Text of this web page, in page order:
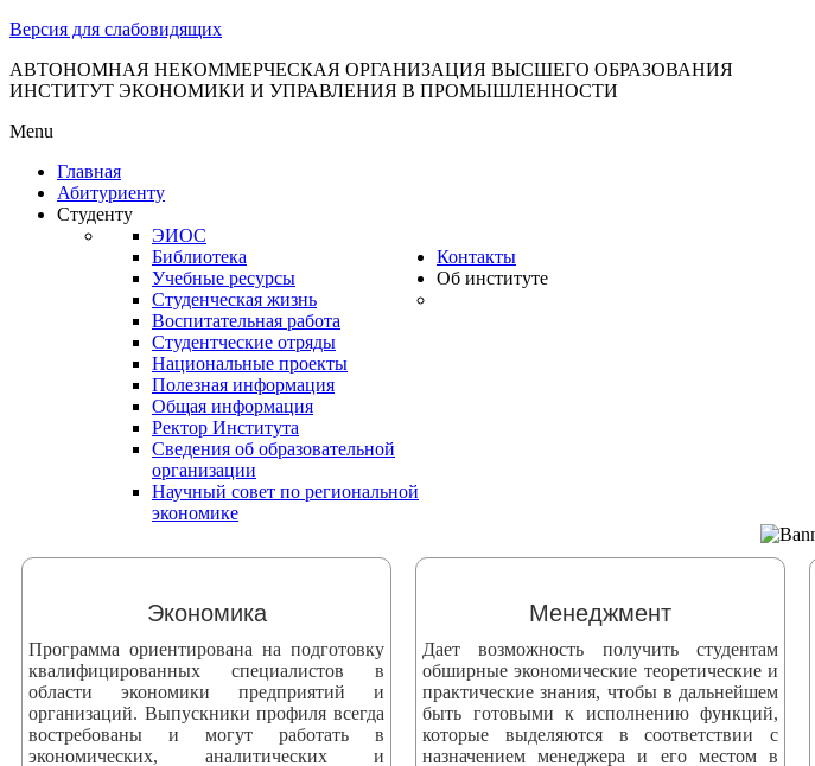
Версия для слабовидящих
АВТОНОМНАЯ НЕКОММЕРЧЕСКАЯ ОРГАНИЗАЦИЯ ВЫСШЕГО ОБРАЗОВАНИЯ
ИНСТИТУТ ЭКОНОМИКИ И УПРАВЛЕНИЯ В ПРОМЫШЛЕННОСТИ
Menu
Главная
Абитуриенту
Студенту
ЭИОС
Библиотека
Учебные ресурсы
Студенческая жизнь
Воспитательная работа
Студентческие отряды
Национальные проекты
Полезная информация
Контакты
Об институте
Общая информация
Ректор Института
Сведения об образовательной
организации
Научный совет по региональной
экономике
Экономика
Программа ориентирована на подготовку
квалифицированных специалистов в
области экономики предприятий и
организаций. Выпускники профиля всегда
востребованы и могут работать в
экономических, аналитических и
Менеджмент
Дает возможность получить студентам
обширные экономические теоретические и
практические знания, чтобы в дальнейшем
быть готовыми к исполнению функций,
которые выделяются в соответствии с
назначением менеджера и его местом в